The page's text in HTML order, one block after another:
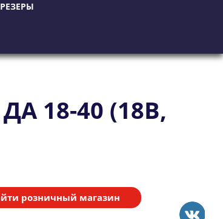
18-40 (18В,
розничный магазин